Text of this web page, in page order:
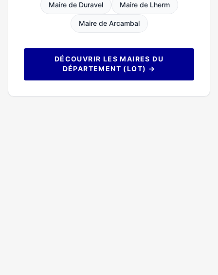
Maire de Duravel Maire de Lherm
Maire de Arcambal
DÉCOUVRIR LES MAIRES DU
DÉPARTEMENT (LOT) →